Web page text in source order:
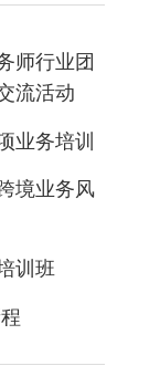
师行业团
流活动
业务培训
境业务风
训班